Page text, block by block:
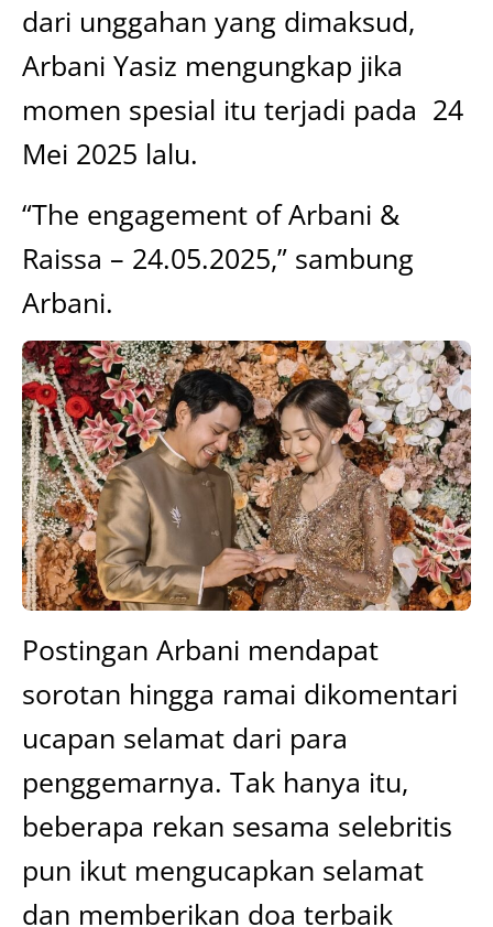
dari unggahan yang dimaksud,
Arbani Yasiz mengungkap jika
momen spesial itu terjadi pada 24
Mei 2025 lalu.
“The engagement of Arbani &
Raissa – 24.05.2025,” sambung
Arbani.
Postingan Arbani mendapat
sorotan hingga ramai dikomentari
ucapan selamat dari para
penggemarnya. Tak hanya itu,
beberapa rekan sesama selebritis
pun ikut mengucapkan selamat
dan memberikan doa terbaik